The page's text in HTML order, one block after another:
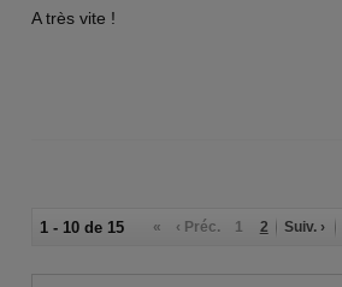
A très vite !
1 - 10 de 15 « ‹ Préc. 1 2 Suiv. ›